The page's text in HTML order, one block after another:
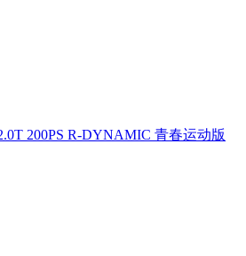
200PS R-DYNAMIC 青春运动版